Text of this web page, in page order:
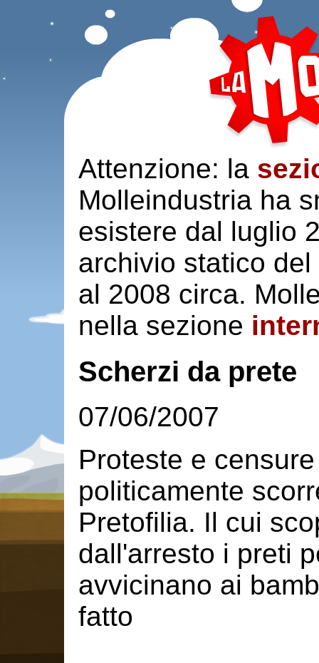
Attenzione: la
Molleindustria ha
esistere dal luglio
archivio statico del
al 2008 circa.
nella sezione
Scherzi da prete
07/06/2007
Proteste e
politicamente
Pretofilia. Il cui
dall'arresto i preti
avvicinano ai
fatto